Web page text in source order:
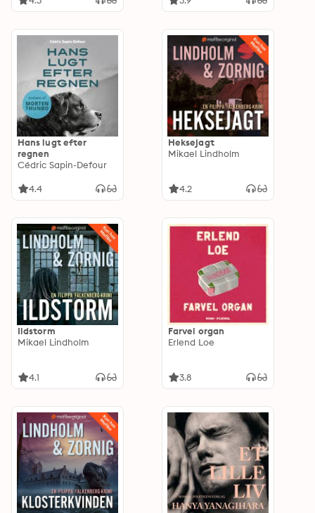
Hans lugt efter
regnen
Cédric Sapin-Defour
4.4
Heksejagt
Mikael Lindholm
4.2
Ildstorm
Mikael Lindholm
4.1
Farvel organ
Erlend Loe
3.8